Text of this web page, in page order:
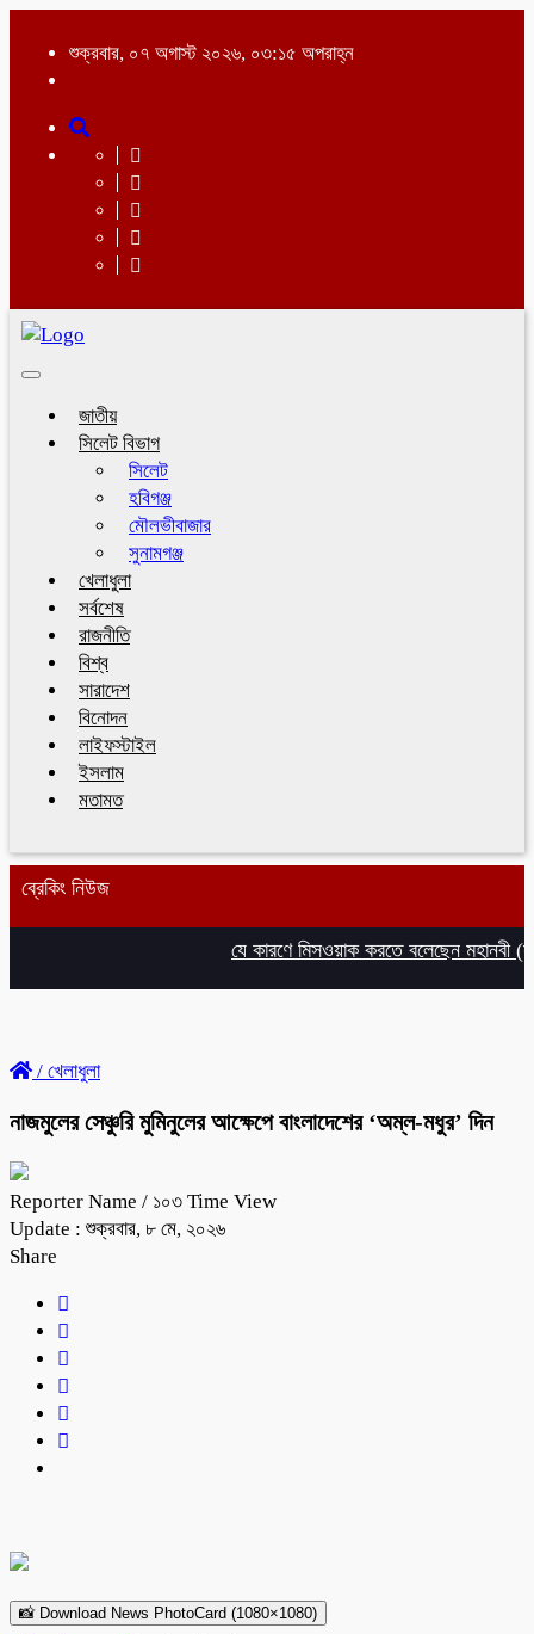
শুক্রবার, ০৭ অগাস্ট ২০২৬, ০৩:১৫ অপরাহ্ন
Toggle
জাতীয়
সিলেট বিভাগ
সিলেট
হবিগঞ্জ
মৌলভীবাজার
সুনামগঞ্জ
খেলাধুলা
সর্বশেষ
রাজনীতি
বিশ্ব
সারাদেশ
বিনোদন
লাইফস্টাইল
ইসলাম
মতামত
ব্রেকিং নিউজ
যে কারণে মিসওয়াক করতে বলেছেন মহানবী
/ খেলাধুলা
নাজমুলের সেঞ্চুরি মুমিনুলের আক্ষেপে বাংলাদেশের ‘অম্ল-মধুর’ দিন
Reporter Name / ১০৩ Time View
Update : শুক্রবার, ৮ মে, ২০২৬
Share
📸 Download News PhotoCard (1080×1080)